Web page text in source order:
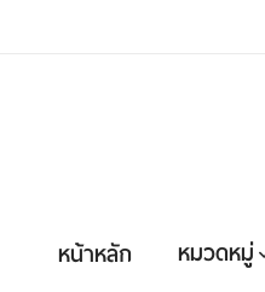
หน้าหลัก หมวดหมู่